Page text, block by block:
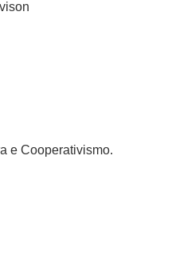
e Cooperativismo.